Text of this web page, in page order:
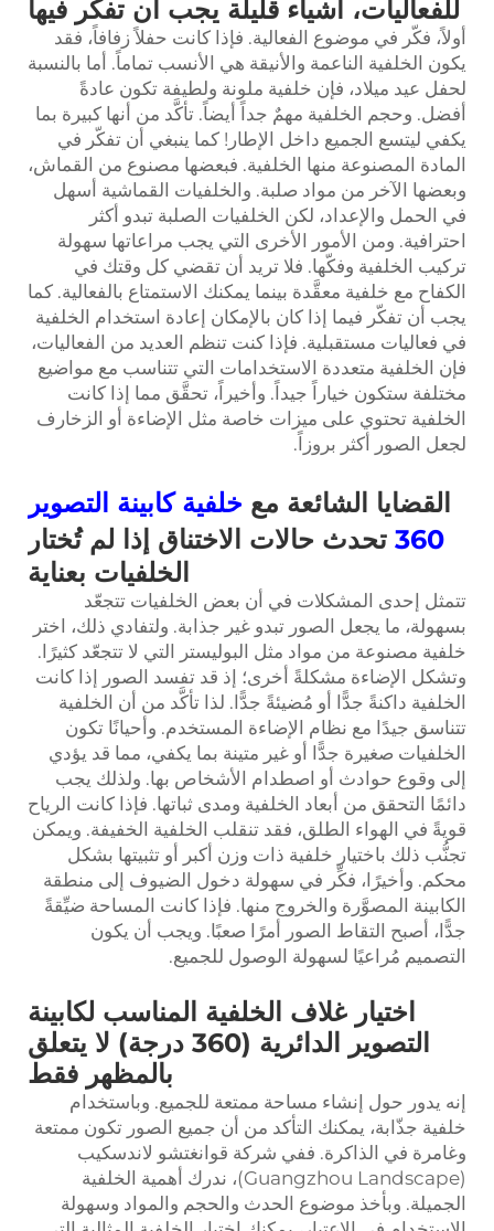
للفعاليات، أشياء قليلة يجب أن تفكر فيها
أولاً، فكّر في موضوع الفعالية. فإذا كانت حفلاً زفافاً، فقد
يكون الخلفية الناعمة والأنيقة هي الأنسب تماماً. أما بالنسبة
لحفل عيد ميلاد، فإن خلفية ملونة ولطيفة تكون عادةً
أفضل. وحجم الخلفية مهمٌ جداً أيضاً. تأكَّد من أنها كبيرة بما
يكفي ليتسع الجميع داخل الإطار! كما ينبغي أن تفكّر في
المادة المصنوعة منها الخلفية. فبعضها مصنوع من القماش،
وبعضها الآخر من مواد صلبة. والخلفيات القماشية أسهل
في الحمل والإعداد، لكن الخلفيات الصلبة تبدو أكثر
احترافية. ومن الأمور الأخرى التي يجب مراعاتها سهولة
تركيب الخلفية وفكّها. فلا تريد أن تقضي كل وقتك في
الكفاح مع خلفية معقَّدة بينما يمكنك الاستمتاع بالفعالية. كما
يجب أن تفكّر فيما إذا كان بالإمكان إعادة استخدام الخلفية
في فعاليات مستقبلية. فإذا كنت تنظم العديد من الفعاليات،
فإن الخلفية متعددة الاستخدامات التي تتناسب مع مواضيع
مختلفة ستكون خياراً جيداً. وأخيراً، تحقَّق مما إذا كانت
الخلفية تحتوي على ميزات خاصة مثل الإضاءة أو الزخارف
لجعل الصور أكثر بروزاً.
القضايا الشائعة معخلفية كابينة التصوير
360 تحدث حالات الاختناق إذا لم تُختار
الخلفيات بعناية
تتمثل إحدى المشكلات في أن بعض الخلفيات تتجعّد
بسهولة، ما يجعل الصور تبدو غير جذابة. ولتفادي ذلك، اختر
خلفية مصنوعة من مواد مثل البوليستر التي لا تتجعّد كثيرًا.
وتشكل الإضاءة مشكلةً أخرى؛ إذ قد تفسد الصور إذا كانت
الخلفية داكنةً جدًّا أو مُضيئةً جدًّا. لذا تأكَّد من أن الخلفية
تتناسق جيدًا مع نظام الإضاءة المستخدم. وأحيانًا تكون
الخلفيات صغيرة جدًّا أو غير متينة بما يكفي، مما قد يؤدي
إلى وقوع حوادث أو اصطدام الأشخاص بها. ولذلك يجب
دائمًا التحقق من أبعاد الخلفية ومدى ثباتها. فإذا كانت الرياح
قويةً في الهواء الطلق، فقد تنقلب الخلفية الخفيفة. ويمكن
تجنُّب ذلك باختيار خلفية ذات وزن أكبر أو تثبيتها بشكل
محكم. وأخيرًا، فكِّر في سهولة دخول الضيوف إلى منطقة
الكابينة المصوَّرة والخروج منها. فإذا كانت المساحة ضيِّقةً
جدًّا، أصبح التقاط الصور أمرًا صعبًا. ويجب أن يكون
التصميم مُراعيًا لسهولة الوصول للجميع.
اختيار غلاف الخلفية المناسب لكابينة
التصوير الدائرية (360 درجة) لا يتعلق
بالمظهر فقط
إنه يدور حول إنشاء مساحة ممتعة للجميع. وباستخدام
خلفية جذّابة، يمكنك التأكد من أن جميع الصور تكون ممتعة
وغامرة في الذاكرة. ففي شركة قوانغتشو لاندسكيب
(Guangzhou Landscape)، ندرك أهمية الخلفية
الجميلة. وبأخذ موضوع الحدث والحجم والمواد وسهولة